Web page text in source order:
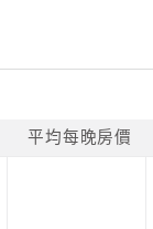
平均每晚房價